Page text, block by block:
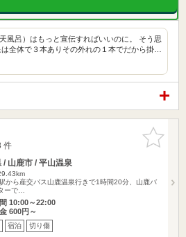
風呂）はもっと宣伝すればいいのに。 そう思
全体で３本ありその外れの１本でだから掛…
お気に入
りに追加
件
/ 山鹿市 / 平山温泉
から産交バス山鹿温泉行きで1時間20分、山鹿バ
ーで…
10:00～22:00
600円～
宿泊 切り傷